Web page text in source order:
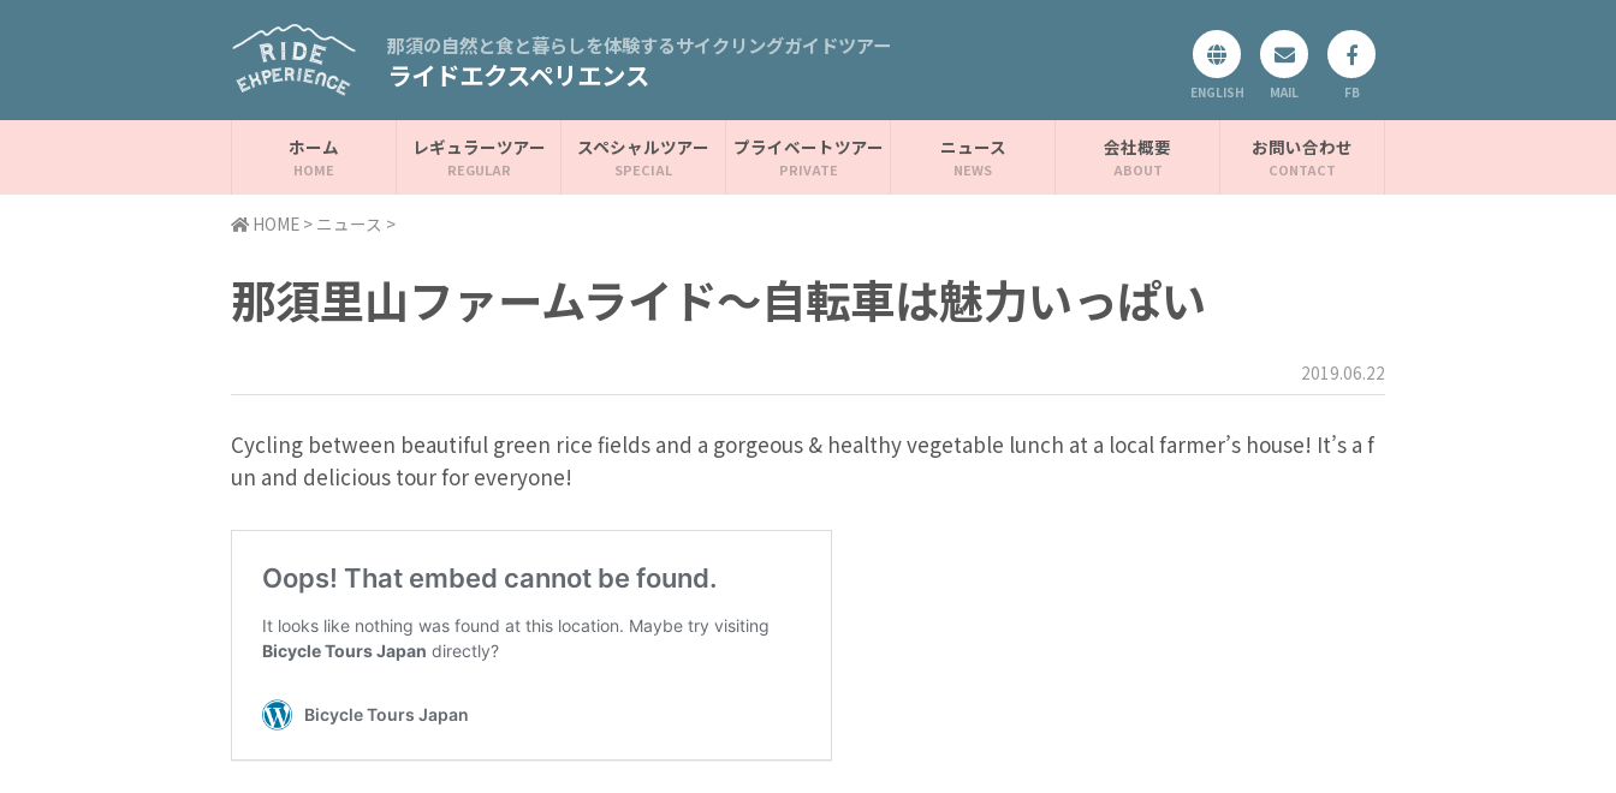
那須の自然と食と暮らしを体験するサイクリングガイドツアー
ライドエクスペリエンス ENGLISH MAIL FB
ホーム レギュラーツアー スペシャルツアー プライベートツアー ニュース 会社概要 お問い合わせ
HOME > ニュース >
那須里山ファームライド～自転車は魅力いっぱい
2019.06.22
Cycling between beautiful green rice fields and a gorgeous & healthy vegetable lunch at a local farmer’s house! It’s a f
un and delicious tour for everyone!